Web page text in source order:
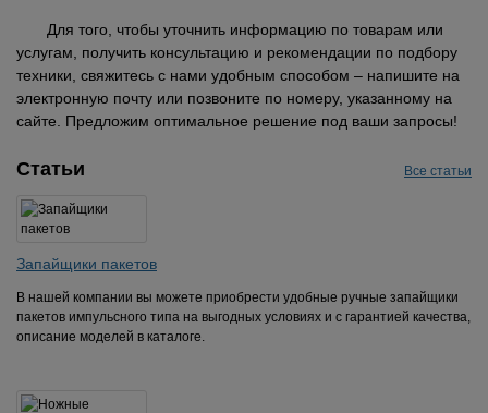
Для того, чтобы уточнить информацию по товарам или
услугам, получить консультацию и рекомендации по подбору
техники, свяжитесь с нами удобным способом – напишите на
электронную почту или позвоните по номеру, указанному на
сайте. Предложим оптимальное решение под ваши запросы!
Статьи Все статьи
Запайщики пакетов
В нашей компании вы можете приобрести удобные ручные запайщики
пакетов импульсного типа на выгодных условиях и с гарантией качества,
описание моделей в каталоге.